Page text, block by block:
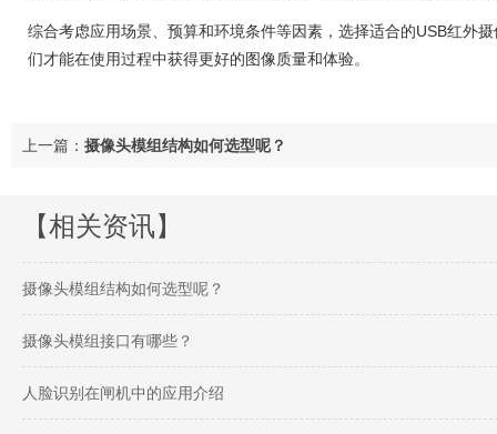
综合考虑应用场景、预算和环境条件等因素，选择适合的USB红外
们才能在使用过程中获得更好的图像质量和体验。
上一篇： 摄像头模组结构如何选型呢？
【相关资讯】
摄像头模组结构如何选型呢？
摄像头模组接口有哪些？
人脸识别在闸机中的应用介绍